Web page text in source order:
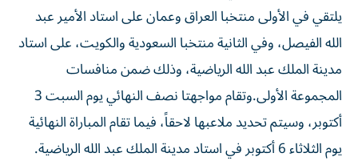
يلتقي في الأولى منتخبا العراق وعمان على استاد الأمير عبد
الله الفيصل، وفي الثانية منتخبا السعودية والكويت، على استاد
مدينة الملك عبد الله الرياضية، وذلك ضمن منافسات
المجموعة الأولى.وتقام مواجهتا نصف النهائي يوم السبت 3
أكتوبر، وسيتم تحديد ملاعبها لاحقاً، فيما تقام المباراة النهائية
يوم الثلاثاء 6 أكتوبر في استاد مدينة الملك عبد الله الرياضية.